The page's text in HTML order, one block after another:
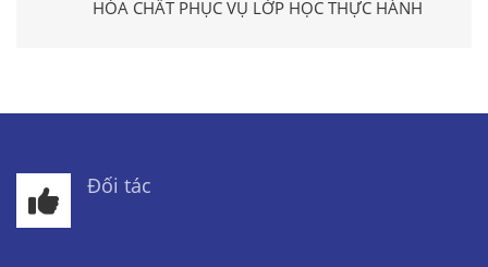
HÓA CHẤT PHỤC VỤ LỚP HỌC THỰC HÀNH
Đối tác